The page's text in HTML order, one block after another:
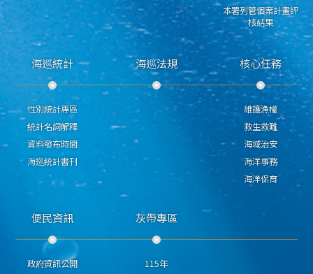
本署列管個案計畫評
核結果
海巡統計
性別統計專區
統計名詞解釋
資料發布時間
海巡統計書刊
海巡法規 核心任務
維護漁權
救生救難
海域治安
海洋事務
海洋保育
便民資訊
政府資訊公開
灰帶專區
115年